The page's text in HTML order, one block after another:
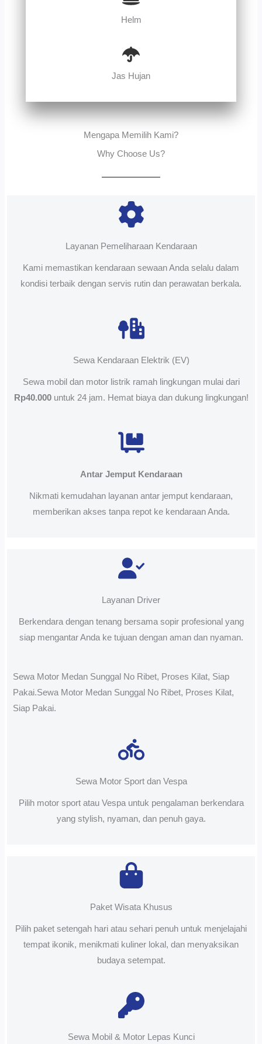
Helm
Jas Hujan
Mengapa Memilih Kami?
Why Choose Us?
Layanan Pemeliharaan Kendaraan
Kami memastikan kendaraan sewaan Anda selalu dalam
kondisi terbaik dengan servis rutin dan perawatan berkala.
Sewa Kendaraan Elektrik (EV)
Sewa mobil dan motor listrik ramah lingkungan mulai dari
Rp40.000untuk 24 jam. Hemat biaya dan dukung lingkungan!
Antar Jemput Kendaraan
Nikmati kemudahan layanan antar jemput kendaraan,
memberikan akses tanpa repot ke kendaraan Anda.
Layanan Driver
Berkendara dengan tenang bersama sopir profesional yang
siap mengantar Anda ke tujuan dengan aman dan nyaman.
Sewa Motor Medan Sunggal No Ribet, Proses Kilat, Siap
Pakai.Sewa Motor Medan Sunggal No Ribet, Proses Kilat,
Siap Pakai.
Sewa Motor Sport dan Vespa
Pilih motor sport atau Vespa untuk pengalaman berkendara
yang stylish, nyaman, dan penuh gaya.
Paket Wisata Khusus
Pilih paket setengah hari atau sehari penuh untuk menjelajahi
tempat ikonik, menikmati kuliner lokal, dan menyaksikan
budaya setempat.
Sewa Mobil & Motor Lepas Kunci